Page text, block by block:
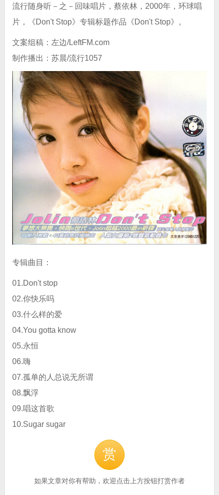
流行随身听－之－回味唱片，蔡依林，2000年，环球唱
片，《Don't Stop》专辑标题作品《Don't Stop》。
文案组稿：左边/LeftFM.com
制作播出：苏晨/流行1057
专辑曲目：
01.Don't stop
02.你快乐吗
03.什么样的爱
04.You gotta know
05.永恒
06.嗨
07.孤单的人总说无所谓
08.飘浮
09.唱这首歌
10.Sugar sugar
赏
如果文章对你有帮助，欢迎点击上方按钮打赏作者